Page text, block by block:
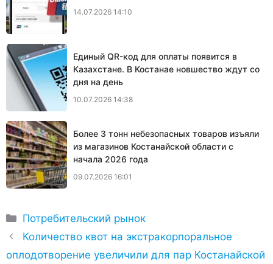
14.07.2026 14:10
Единый QR-код для оплаты появится в
Казахстане. В Костанае новшество ждут со
дня на день
10.07.2026 14:38
Более 3 тонн небезопасных товаров изъяли
из магазинов Костанайской области с
начала 2026 года
09.07.2026 16:01
Рубрики
Потребительский рынок
Количество квот на экстракорпоральное
оплодотворение увеличили для пар Костанайской